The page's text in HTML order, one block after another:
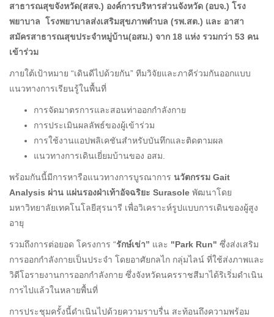
สาธารณสุขจังหวัด(สสจ.) องค์การบริหารส่วนจังหวัด (อบจ.) โรง
พยาบาล โรงพยาบาลส่งเสริมสุขภาพตำบล (รพ.สต.) และ อาสา
สมัครสาธารณสุขประจำหมู่บ้าน(อสม.) จาก 18 แห่ง รวมกว่า 53 คน
เข้าร่วม
ภายใต้เป้าหมาย “เดินดีไปด้วยกัน” ทีมวิจัยและภาคีร่วมกันออกแบบ
แนวทางการเรียนรู้ในพื้นที่
การจัดมาตรการและสอนท่าออกกำลังกาย
การประเมินผลลัพธ์ของผู้เข้าร่วม
การใช้งานแอปพลิเคชันสำหรับบันทึกและติดตามผล
แนวทางการเดินเยี่ยมบ้านของ อสม.
พร้อมกันนี้มีการหารือแนวทางการบูรณาการ นวัตกรรม Gait
Analysis ผ่าน แผ่นรองฝ่าเท้าอัจฉริยะ Surasole พัฒนาโดย
มหาวิทยาลัยเทคโนโลยีสุรนารี เพื่อวิเคราะห์รูปแบบการเดินของผู้สูง
อายุ
รวมถึงการต่อยอด โครงการ “รักษ์เข่า” และ "Park Run" ซึ่งส่งเสริม
การออกกำลังกายเป็นประจำ โดยอาศัยกลไก กลุ่มไลน์ ที่ใช้ส่งภาพและ
วิดีโอรายงานการออกกำลังกาย ซึ่งจังหวัดนครราชสีมาได้ริเริ่มดำเนิน
การไปแล้วในหลายพื้นที่
การประชุมครั้งนี้ดำเนินไปด้วยความราบรื่น สะท้อนถึงความพร้อม